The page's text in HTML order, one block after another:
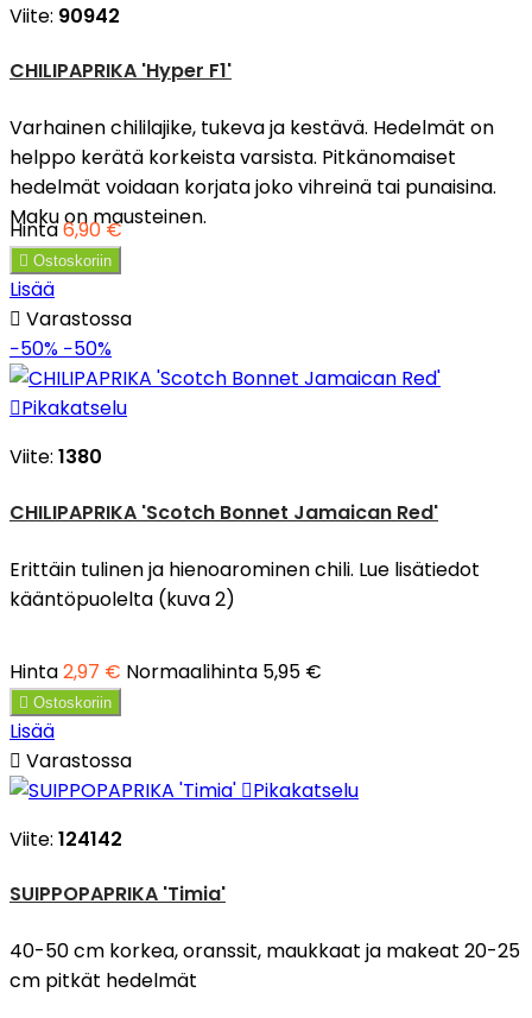
Viite: 90942
CHILIPAPRIKA 'Hyper F1'
Varhainen chililajike, tukeva ja kestävä. Hedelmät on
helppo kerätä korkeista varsista. Pitkänomaiset
hedelmät voidaan korjata joko vihreinä tai punaisina.
Maku on mausteinen.
Hinta6,90 €
 Ostoskoriin
Lisää
 Varastossa
−50% −50%
Pikakatselu
Viite: 1380
CHILIPAPRIKA 'Scotch Bonnet Jamaican Red'
Erittäin tulinen ja hienoarominen chili. Lue lisätiedot
kääntöpuolelta (kuva 2)
Hinta2,97 € Normaalihinta 5,95 €
 Ostoskoriin
Lisää
 Varastossa
Pikakatselu
Viite: 124142
SUIPPOPAPRIKA 'Timia'
40-50 cm korkea, oranssit, maukkaat ja makeat 20-25
cm pitkät hedelmät